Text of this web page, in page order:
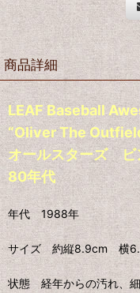
商品詳細
LEAF Baseball
“Oliver The
オールスターズ
80年代
年代 1988年
サイズ 約縦8.9cm 横
状態 経年からの汚れ、